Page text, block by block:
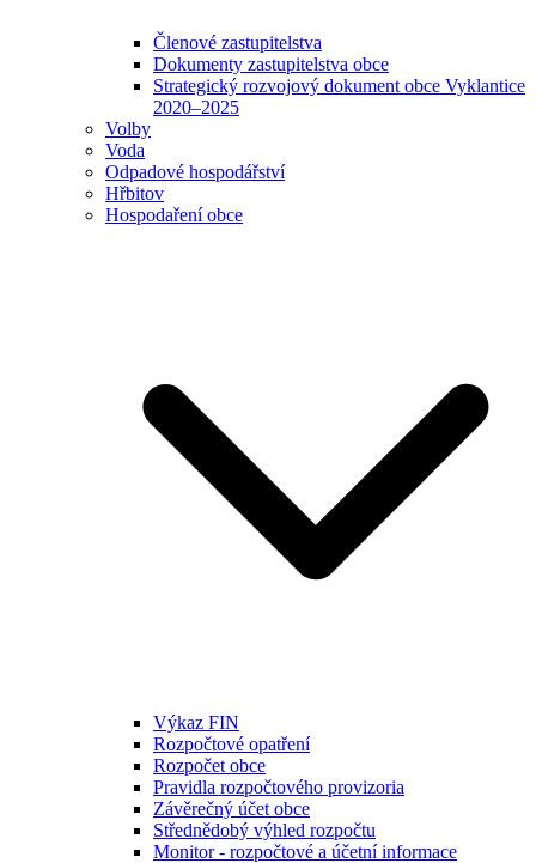
Členové zastupitelstva
Dokumenty zastupitelstva obce
Strategický rozvojový dokument obce Vyklantice
2020–2025
Volby
Voda
Odpadové hospodářství
Hřbitov
Hospodaření obce
Výkaz FIN
Rozpočtové opatření
Rozpočet obce
Pravidla rozpočtového provizoria
Závěrečný účet obce
Střednědobý výhled rozpočtu
Monitor - rozpočtové a účetní informace